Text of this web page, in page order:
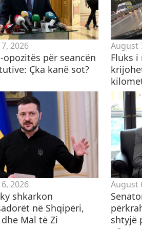
2026
për seancën
Çka kanë sot?
August
Fluks i
2026
shkarkon
në Shqipëri,
Mal të Zi
August
shtyjë